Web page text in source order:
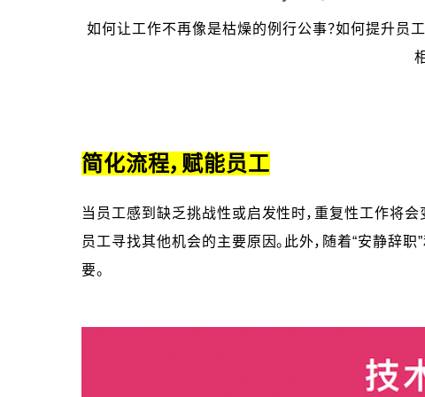
如何让工作不再像是枯燥的例行公事？如何提升员
简化流程，赋能员工
当员工感到缺乏挑战性或启发性时，重复性工作将
员工寻找其他机会的主要原因。此外，随着“安静辞
要。